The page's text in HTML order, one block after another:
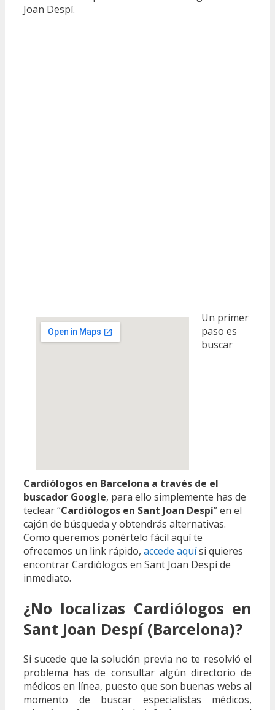
Joan Despí.
Un primer
paso es
buscar
Cardiólogos en Barcelona a través de el
buscador Google, para ello simplemente has de
teclear “Cardiólogos en Sant Joan Despí” en el
cajón de búsqueda y obtendrás alternativas.
Como queremos ponértelo fácil aquí te
ofrecemos un link rápido, accede aquísi quieres
encontrar Cardiólogos en Sant Joan Despí de
inmediato.
¿No localizas Cardiólogos en
Sant Joan Despí (Barcelona)?
Si sucede que la solución previa no te resolvió el
problema has de consultar algún directorio de
médicos en línea, puesto que son buenas webs al
momento de buscar especialistas médicos,